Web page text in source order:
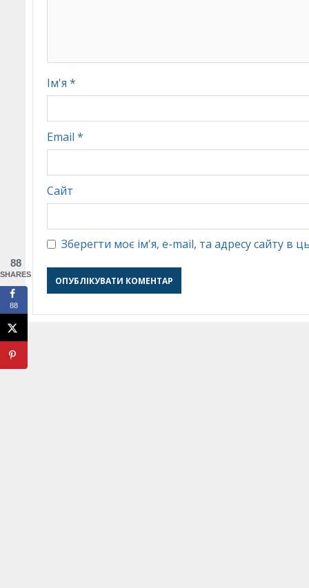
Ім'я *
Email *
Сайт
Зберегти моє ім'я, e-mail, та адресу сайту в
88
SHARES
88